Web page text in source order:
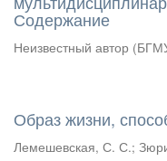
Содержание
Неизвестный автор (
Образ жизни,
Лемешевская, С. С.;